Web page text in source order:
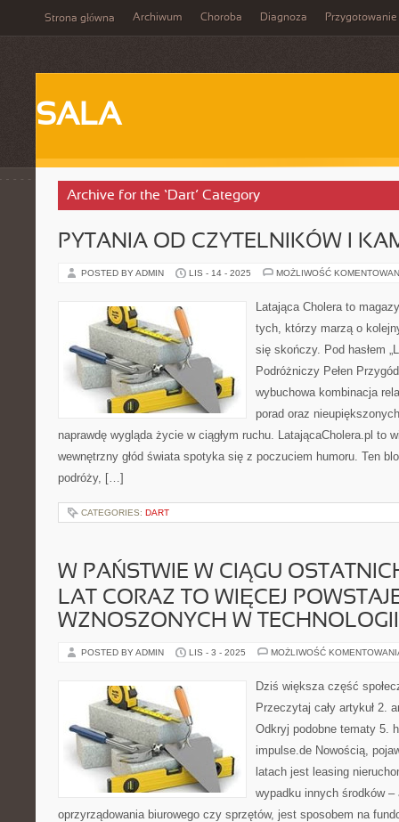
Strona główna Archiwum Choroba Diagnoza Przygotowanie
SALA
Archive for the ‘Dart’ Category
PYTANIA OD CZYTELNIKÓW I
POSTED BY ADMIN LIS - 14 - 2025 MOŻLIWOŚĆ
Latająca Cholera to
tych, którzy marzą o
się skończy. Pod hasłem
Podróżniczy Pełen
wybuchowa kombinacja
porad oraz
naprawdę wygląda życie w ciągłym ruchu. LatającaCholera.pl to
wewnętrzny głód świata spotyka się z poczuciem humoru. Ten
podróży, […]
CATEGORIES: DART
W PAŃSTWIE W CIĄGU
LAT CORAZ TO WIĘCEJ
WZNOSZONYCH W TECHNOLOGII
POSTED BY ADMIN LIS - 3 - 2025 MOŻLIWOŚĆ
Dziś większa część
Przeczytaj cały artykuł 2.
Odkryj podobne tematy 5.
impulse.de Nowością,
latach jest leasing
wypadku innych środków –
oprzyrządowania biurowego czy sprzętów, jest sposobem na